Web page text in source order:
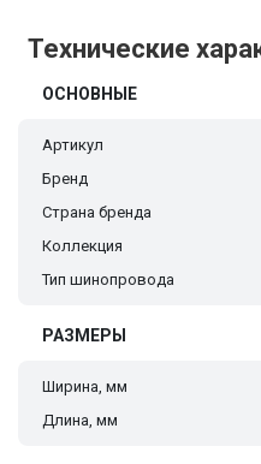
Технические
ОСНОВНЫЕ
Артикул
Бренд
Страна бренда
Коллекция
Тип шинопровода
РАЗМЕРЫ
Ширина, мм
Длина, мм